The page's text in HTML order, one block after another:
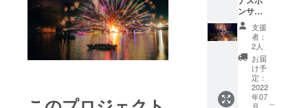
字の
み） ※
支援
時、必
ず備考
欄に掲
載を希
望され
るお名
前をご
ページ
へのリ
ンクを
掲載さ
せてい
ただき
ます。
①掲載
期間
ンサー
▼西伊
豆堂ヶ
島観光
協会
ホーム
ページ
の花火
大会ス
支援
者：
2人
お届
け予
定：
2022
年07